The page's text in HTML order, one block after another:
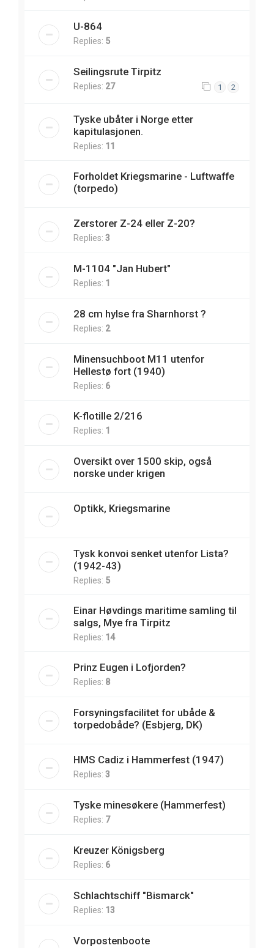
U-864
Replies: 5
Seilingsrute Tirpitz
Replies: 27 1 2
Tyske ubåter i Norge etter
kapitulasjonen.
Replies: 11
Forholdet Kriegsmarine - Luftwaffe
(torpedo)
Zerstorer Z-24 eller Z-20?
Replies: 3
M-1104 "Jan Hubert"
Replies: 1
28 cm hylse fra Sharnhorst ?
Replies: 2
Minensuchboot M11 utenfor
Hellestø fort (1940)
Replies: 6
K-flotille 2/216
Replies: 1
Oversikt over 1500 skip, også
norske under krigen
Optikk, Kriegsmarine
Tysk konvoi senket utenfor Lista?
(1942-43)
Replies: 5
Einar Høvdings maritime samling til
salgs, Mye fra Tirpitz
Replies: 14
Prinz Eugen i Lofjorden?
Replies: 8
Forsyningsfacilitet for ubåde &
torpedobåde? (Esbjerg, DK)
HMS Cadiz i Hammerfest (1947)
Replies: 3
Tyske minesøkere (Hammerfest)
Replies: 7
Kreuzer Königsberg
Replies: 6
Schlachtschiff "Bismarck"
Replies: 13
Vorpostenboote